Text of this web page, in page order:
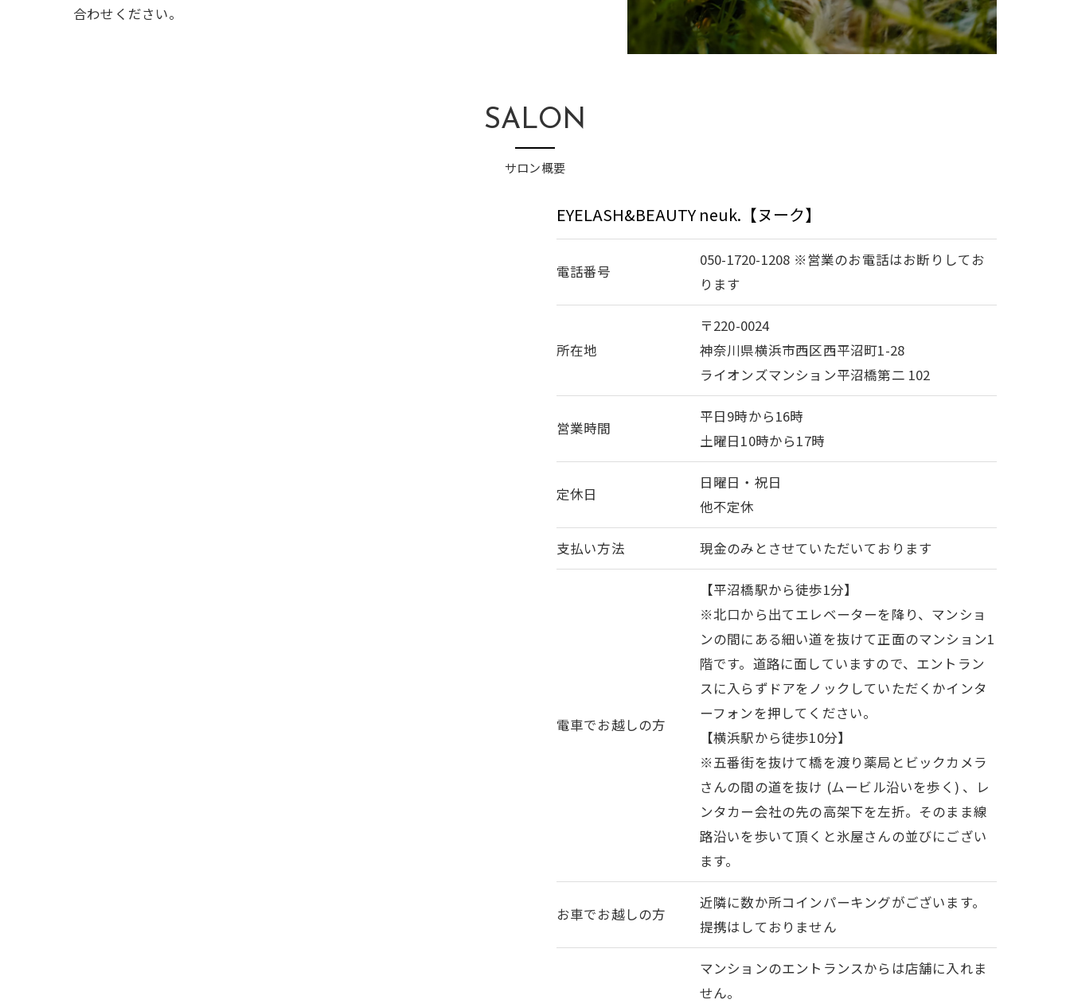
合わせください。
サロン概要
SALON
EYELASH&BEAUTY neuk.【ヌーク】
電話番号
050-1720-1208 ※営業のお電話はお断りしてお
ります
所在地
〒220-0024
神奈川県横浜市西区西平沼町1-28
ライオンズマンション平沼橋第二 102
営業時間
平日9時から16時
土曜日10時から17時
定休日
日曜日・祝日
他不定休
支払い方法 現金のみとさせていただいております
電車でお越しの方
【平沼橋駅から徒歩1分】
※北口から出てエレベーターを降り、マンショ
ンの間にある細い道を抜けて正面のマンション1
階です。道路に面していますので、エントラン
スに入らずドアをノックしていただくかインタ
ーフォンを押してください。
【横浜駅から徒歩10分】
※五番街を抜けて橋を渡り薬局とビックカメラ
さんの間の道を抜け (ムービル沿いを歩く) 、レ
ンタカー会社の先の高架下を左折。そのまま線
路沿いを歩いて頂くと氷屋さんの並びにござい
ます。
お車でお越しの方
近隣に数か所コインパーキングがございます。
提携はしておりません
マンションのエントランスからは店舗に入れま
せん。